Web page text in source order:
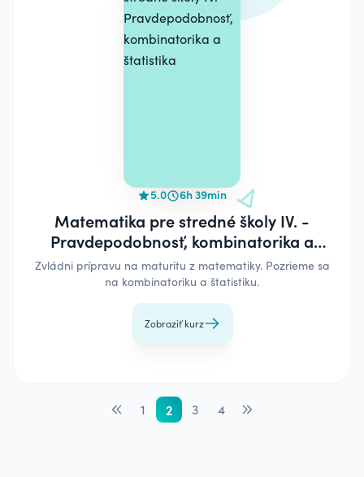
5.0 6h 39min
Matematika pre stredné školy IV. -
Pravdepodobnosť, kombinatorika a
štatistika
Zvládni prípravu na maturitu z matematiky. Pozrieme sa
na kombinatoriku a štatistiku.
Zobraziť kurz
1 2 3 4